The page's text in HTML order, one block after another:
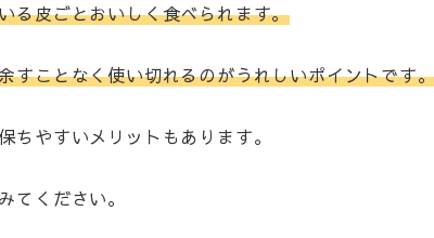
る皮ごとおいしく食べられます。
すことなく使い切れるのがうれしいポイントです
ちやすいメリットもあります。
てください。